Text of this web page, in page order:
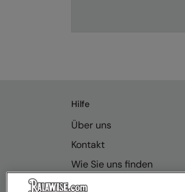
Hilfe
Über uns
Kontakt
Wie Sie uns finden
Anfragen